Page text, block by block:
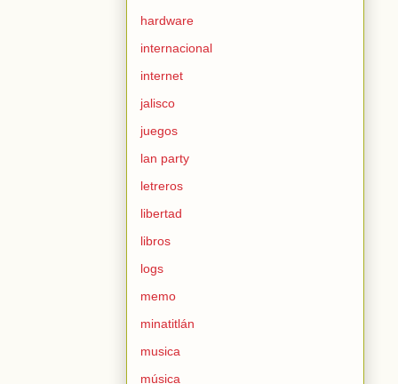
hardware
internacional
internet
jalisco
juegos
lan party
letreros
libertad
libros
logs
memo
minatitlán
musica
música